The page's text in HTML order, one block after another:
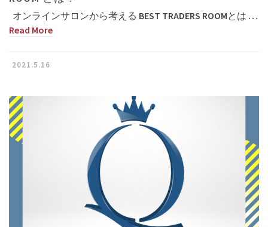
オンラインサロンから考える BEST TRADERS ROOMとは …
Read More
2021.5.16